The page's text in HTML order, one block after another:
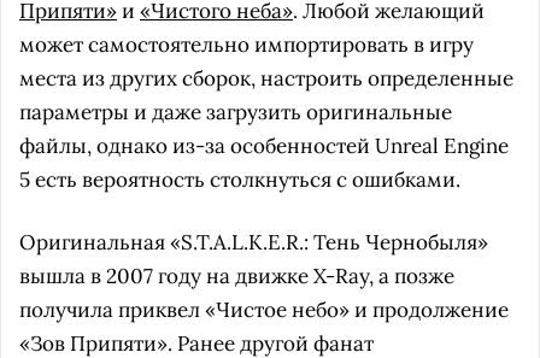
Припяти»и «Чистого неба». Любой желающий
может самостоятельно импортировать в игру
места из других сборок, настроить определенные
параметры и даже загрузить оригинальные
файлы, однако из-за особенностей Unreal Engine
5 есть вероятность столкнуться с ошибками.
Оригинальная «S.T.A.L.K.E.R.: Тень Чернобыля»
вышла в 2007 году на движке X-Ray, а позже
получила приквел «Чистое небо» и продолжение
«Зов Припяти». Ранее другой фанат